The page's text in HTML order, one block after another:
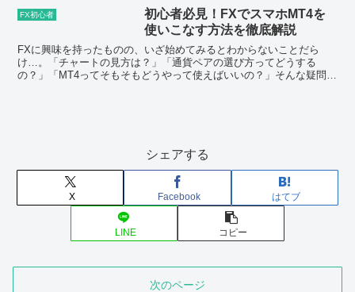
FX初心者
初心者必見！FXでスマホMT4を
使いこなす方法を徹底解説
FXに興味を持ったものの、いざ始めてみるとわからないことだら
け…。「チャートの見方は？」「通貨ペアの選び方ってどうする
の？」「MT4ってそもそもどうやって使えばいいの？」そんな疑問や
シェアする
X Facebook はてブ
LINE コピー
次のページ